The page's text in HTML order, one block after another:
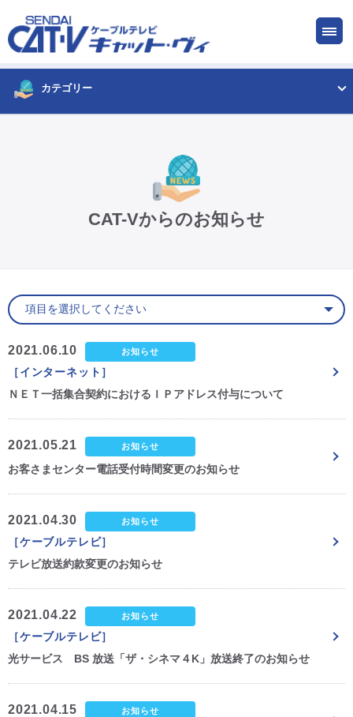
カテゴリー
CAT-Vからのお知らせ
2021.06.10 お知らせ
［インターネット］
ＮＥＴ一括集合契約におけるＩＰアドレス付与について
2021.05.21 お知らせ
お客さまセンター電話受付時間変更のお知らせ
2021.04.30 お知らせ
［ケーブルテレビ］
テレビ放送約款変更のお知らせ
2021.04.22 お知らせ
［ケーブルテレビ］
光サービス BS 放送「ザ・シネマ４K」放送終了のお知らせ
2021.04.15 お知らせ
お申し込み
ご検討中の方
サービス
サービスエリア
CM・広告掲載